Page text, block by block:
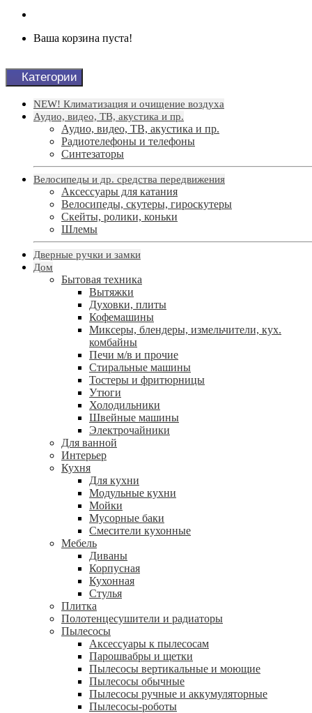
Ваша корзина пуста!
Категории
NEW! Климатизация и очищение воздуха
Аудио, видео, ТВ, акустика и пр.
Аудио, видео, ТВ, акустика и пр.
Радиотелефоны и телефоны
Синтезаторы
Велосипеды и др. средства передвижения
Аксессуары для катания
Велосипеды, скутеры, гироскутеры
Скейты, ролики, коньки
Шлемы
Дверные ручки и замки
Дом
Бытовая техника
Вытяжки
Духовки, плиты
Кофемашины
Миксеры, блендеры, измельчители, кух.
комбайны
Печи м/в и прочие
Стиральные машины
Тостеры и фритюрницы
Утюги
Холодильники
Швейные машины
Электрочайники
Для ванной
Интерьер
Кухня
Для кухни
Модульные кухни
Мойки
Мусорные баки
Смесители кухонные
Мебель
Диваны
Корпусная
Кухонная
Стулья
Плитка
Полотенцесушители и радиаторы
Пылесосы
Аксессуары к пылесосам
Парошвабры и щетки
Пылесосы вертикальные и моющие
Пылесосы обычные
Пылесосы ручные и аккумуляторные
Пылесосы-роботы